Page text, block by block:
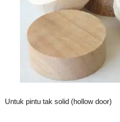
Untuk pintu tak solid (hollow door)